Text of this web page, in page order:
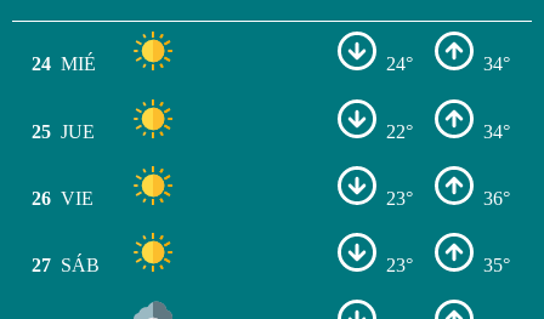
24 MIÉ 24° 34°
25 JUE 22° 34°
26 VIE 23° 36°
27 SÁB 23° 35°